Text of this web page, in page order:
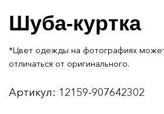
Шуба-куртка
*Цвет одежды на фотографиях
отличаться от оригинального.
Артикул: 12159-907642302